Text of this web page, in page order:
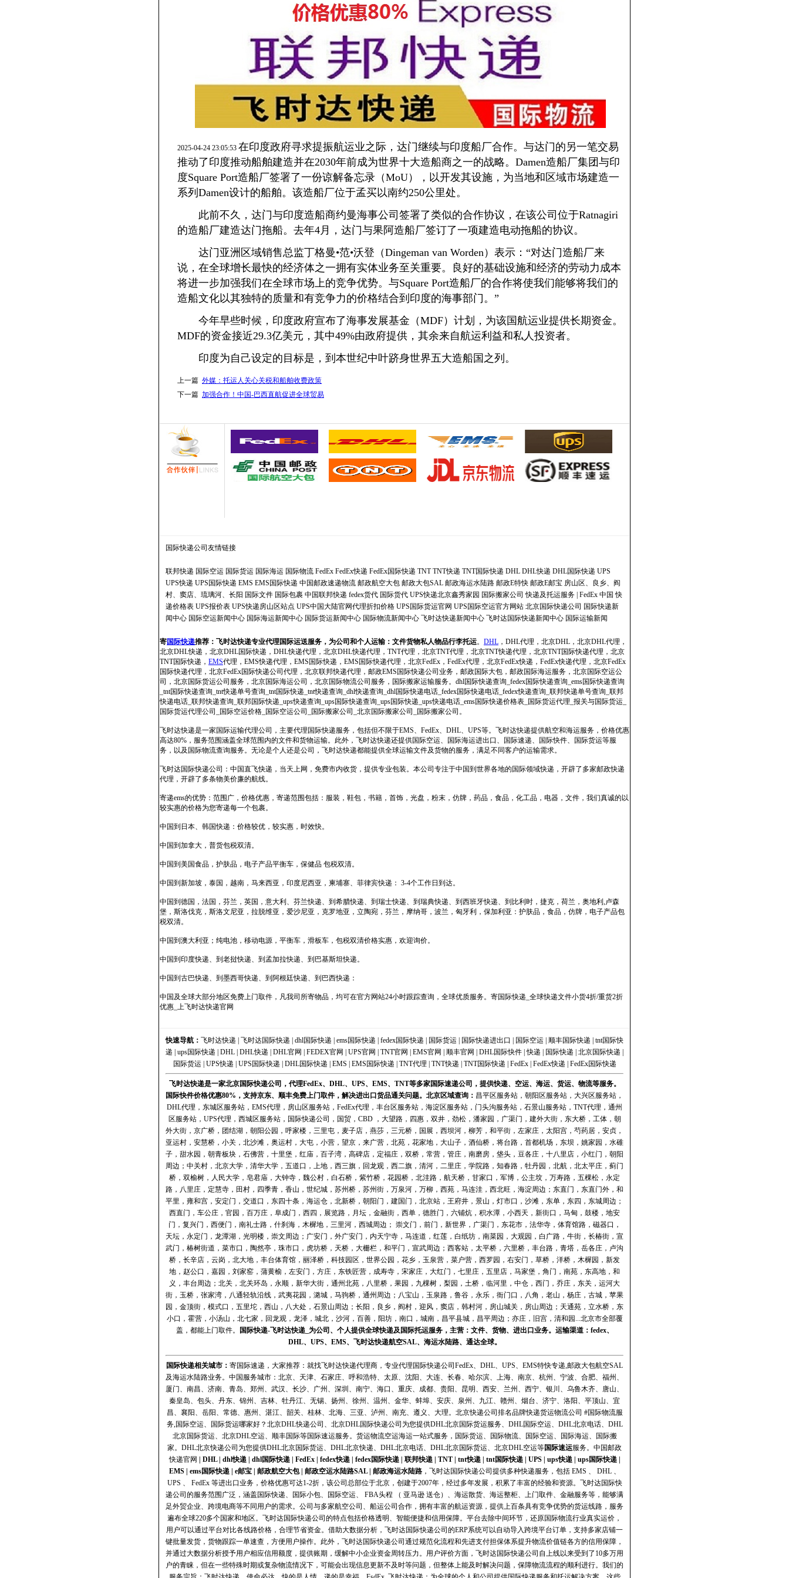
2025-04-24 23:05:53 在印度政府寻求提振航运业之际，达门继续与印度船厂合作。与达门的另一笔交易
推动了印度推动船舶建造并在2030年前成为世界十大造船商之一的战略。Damen造船厂集团与印
度Square Port造船厂签署了一份谅解备忘录（MoU），以开发其设施，为当地和区域市场建造一
系列Damen设计的船舶。该造船厂位于孟买以南约250公里处。
此前不久，达门与印度造船商约曼海事公司签署了类似的合作协议，在该公司位于Ratnagiri
的造船厂建造达门拖船。去年4月，达门与果阿造船厂签订了一项建造电动拖船的协议。
达门亚洲区域销售总监丁格曼•范•沃登（Dingeman van Worden）表示：“对达门造船厂来
说，在全球增长最快的经济体之一拥有实体业务至关重要。良好的基础设施和经济的劳动力成本
将进一步加强我们在全球市场上的竞争优势。与Square Port造船厂的合作将使我们能够将我们的
造船文化以其独特的质量和有竞争力的价格结合到印度的海事部门。”
今年早些时候，印度政府宣布了海事发展基金（MDF）计划，为该国航运业提供长期资金。
MDF的资金接近29.3亿美元，其中49%由政府提供，其余来自航运利益和私人投资者。
印度为自己设定的目标是，到本世纪中叶跻身世界五大造船国之列。
上一篇 外媒：托运人关心关税和船舶收费政策
下一篇 加强合作！中国-巴西直航促进全球贸易
国际快递公司 友情链接
联邦快递 国际空运 国际货运 国际海运 国际物流 FedEx FedEx快递 FedEx国际快递 TNT TNT快递 TNT国际快递 DHL DHL快递 DHL国际快递 UPS
UPS快递 UPS国际快递 EMS EMS国际快递 中国邮政速递物流 邮政航空大包 邮政大包SAL 邮政海运水陆路 邮政E特快 邮政E邮宝 房山区、良乡、阎
村、窦店、琉璃河、长阳 国际文件 国际包裹 中国联邦快递 fedex货代 国际货代 UPS快递北京鑫秀家园 国际搬家公司 快递及托运服务 | FedEx 中国 快
递价格表 UPS报价表 UPS快递房山区站点 UPS中国大陆官网代理折扣价格 UPS国际货运官网 UPS国际空运官方网站 北京国际快递公司 国际快递新
闻中心 国际空运新闻中心 国际海运新闻中心 国际货运新闻中心 国际物流新闻中心 飞时达快递新闻中心 飞时达国际快递新闻中心 国际运输新闻
寄国际快递推荐： 飞时达快递专业代理国际运送服务，为公司和个人运输：文件货物私人物品行李托运。 DHL ，DHL代理，北京DHL，北京DHL代理，
北京DHL快递，北京DHL国际快递，DHL快递代理，北京DHL快递代理，TNT代理，北京TNT代理，北京TNT快递代理，北京TNT国际快递代理，北京
TNT国际快递， EMS代理，EMS快递代理，EMS国际快递，EMS国际快递代理，北京FedEx，FedEx代理，北京FedEx快递，FedEx快递代理，北京FedEx
国际快递代理，北京FedEx国际快递公司代理，北京联邦快递代理，邮政EMS国际快递公司业务，邮政国际大包，邮政国际海运服务，北京国际空运公
司，北京国际货运公司服务，北京国际海运公司，北京国际物流公司服务，国际搬家运输服务。dhl国际快递查询_fedex国际快递查询_ems国际快递查询
_tnt国际快递查询_tnt快递单号查询_tnt国际快递_tnt快递查询_dhl快递查询_dhl国际快递电话_fedex国际快递电话_fedex快递查询_联邦快递单号查询_联邦
快递电话_联邦快递查询_联邦国际快递_ups快递查询_ups国际快递查询_ups国际快递_ups快递电话_ems国际快递价格表_国际货运代理_报关与国际货运_
国际货运代理公司_国际空运价格_国际空运公司_国际搬家公司_北京国际搬家公司_国际搬家公司。
飞时达快递是一家国际运输代理公司，主要代理国际快递服务，包括但不限于EMS、FedEx、DHL、UPS等。飞时达快递提供航空和海运服务，价格优惠
高达80%，服务范围涵盖全球范围内的文件和货物运输。此外，飞时达快递还提供国际空运、国际海运进出口、国际速递、国际快件、国际货运等服
务，以及国际物流查询服务。无论是个人还是公司，飞时达快递都能提供全球运输文件及货物的服务，满足不同客户的运输需求。
飞时达国际快递公司：中国直飞快递，当天上网，免费市内收货，提供专业包装。本公司专注于中国到世界各地的国际领域快递，开辟了多家邮政快递
代理，开辟了多条物美价廉的航线。
寄递ems的优势：范围广，价格优惠，寄递范围包括：服装，鞋包，书籍，首饰，光盘，粉末，仿牌，药品，食品，化工品，电器，文件，我们真诚的以
较实惠的价格为您寄递每一个包裹。
中国到日本、韩国快递：价格较优，较实惠，时效快。
中国到加拿大，普货包税双清。
中国到美国食品，护肤品，电子产品平衡车，保健品 包税双清。
中国到新加坡，泰国，越南，马来西亚，印度尼西亚，柬埔寨、菲律宾快递： 3-4个工作日到达。
中国到德国，法国，芬兰，英国，意大利、芬兰快递、到希腊快递、到瑞士快递、到瑞典快递、到西班牙快递、到比利时，捷克，荷兰，奥地利,卢森
堡，斯洛伐克，斯洛文尼亚，拉脱维亚，爱沙尼亚，克罗地亚，立陶宛，芬兰，摩纳哥，波兰，匈牙利，保加利亚：护肤品，食品，仿牌，电子产品包
税双清。
中国到澳大利亚；纯电池，移动电源，平衡车，滑板车，包税双清价格实惠，欢迎询价。
中国到印度快递、到老挝快递、到孟加拉快递、到巴基斯坦快递。
中国到古巴快递、到墨西哥快递、到阿根廷快递、到巴西快递：
中国及全球大部分地区免费上门取件，凡我司所寄物品，均可在官方网站24小时跟踪查询，全球优质服务。寄国际快递_全球快递文件小货4折/重货2折
优惠_上飞时达快递官网
快速导航： 飞时达快递 飞时达国际快递 dhl国际快递 ems国际快递 fedex国际快递 国际货运 国际快递进出口 国际空运 顺丰国际快递
tnt国际快
递
ups国际快递 DHL DHL快递 DHL官网 FEDEX官网 UPS官网 TNT官网 EMS官网 顺丰官网 DHL国际快件 |快递 国际快递 北京国际快递
国际货运| UPS快递 UPS国际快递 DHL国际快递 EMS EMS国际快递 TNT代理 TNT快递 TNT国际快递 FedEx| FedEx快递 FedEx国际快递
飞时达快递是一家北京国际快递公司，代理FedEx、DHL、UPS、EMS、TNT等多家国际速递公司，提供快递、空运、海运、货运、物流等服务。
国际快件价格优惠80%，支持京东、顺丰免费上门取件，解决进出口货品通关问题。北京区域查询 ： 昌平区服务站 ， 朝阳区服务站 ， 大兴区服务站 ，
DHL代理 ， 东城区服务站 ， EMS代理 ， 房山区服务站 ， FedEx代理 ， 丰台区服务站 ， 海淀区服务站 ， 门头沟服务站 ， 石景山服务站 ， TNT代理 ， 通州
区服务站， UPS代理 ， 西城区服务站， 国际快递公司 ，国贸，CBD ，大望路，四惠，双井，劲松，潘家园，广渠门，建外大街，东大桥，工体，朝
外大街，京广桥，团结湖，朝阳公园，呼家楼，三里屯，麦子店，燕莎，三元桥，国展，西坝河，柳芳，和平街，左家庄，太阳宫，芍药居，安贞，
亚运村，安慧桥，小关，北沙滩，奥运村，大屯，小营，望京，来广营，北苑，花家地，大山子，酒仙桥，将台路，首都机场，东坝，姚家园，水碓
子，甜水园，朝青板块，石佛营，十里堡，红庙，百子湾，高碑店，定福庄，双桥，常营，管庄，南磨房，垡头，豆各庄，十八里店，小红门，朝阳
周边；中关村，北京大学，清华大学，五道口，上地，西三旗，回龙观，西二旗，清河，二里庄，学院路，知春路，牡丹园，北航，北太平庄，蓟门
桥，双榆树，人民大学，皂君庙，大钟寺，魏公村，白石桥，紫竹桥，花园桥，北洼路，航天桥，甘家口，军博，公主坟，万寿路，五棵松，永定
路，八里庄，定慧寺，田村，四季青，香山，世纪城，苏州桥，苏州街，万泉河，万柳，西苑，马连洼，西北旺，海淀周边；东直门，东直门外，和
平里，雍和宫，安定门，交道口，东四十条，海运仓，北新桥，朝阳门，建国门，北京站，王府井，景山，灯市口，沙滩，东单，东四，东城周边；
西直门，车公庄，官园，百万庄，阜成门，西四，展览路，月坛，金融街，西单，德胜门，六铺炕，积水潭，小西天，新街口，马甸，鼓楼，地安
门，复兴门，西便门，南礼士路，什刹海，木樨地，三里河，西城周边； 崇文门，前门，新世界，广渠门，东花市，法华寺，体育馆路，磁器口，
天坛，永定门，龙潭湖，光明楼，崇文周边；广安门，外广安门，内天宁寺，马连道，红莲，白纸坊，南菜园，大观园，白广路，牛街，长椿街，宣
武门，椿树街道，菜市口，陶然亭，珠市口，虎坊桥，天桥，大栅栏，和平门，宣武周边；西客站，太平桥，六里桥，丰台路，青塔，岳各庄，卢沟
桥，长辛店，云岗，北大地，丰台体育馆，丽泽桥，科技园区，世界公园，花乡，玉泉营，菜户营，西罗园，右安门，草桥，洋桥，木樨园，新发
地，赵公口，嘉园，刘家窑，蒲黄榆，左安门，方庄，东铁匠营，成寿寺，宋家庄，大红门，七里庄，五里店，马家堡，角门，南苑，东高地，和
义，丰台周边；北关，北关环岛，永顺，新华大街，通州北苑，八里桥，果园，九棵树，梨园，土桥，临河里，中仓，西门，乔庄，东关，运河大
街，玉桥，张家湾，八通轻轨沿线，武夷花园，潞城，马驹桥，通州周边；八宝山，玉泉路，鲁谷，永乐，衙门口，八角，老山，杨庄，古城，苹果
园，金顶街，模式口，五里坨，西山，八大处，石景山周边；长阳，良乡，阎村，迎风，窦店，韩村河，房山城关，房山周边；天通苑，立水桥，东
小口，霍营，小汤山，北七家，回龙观，龙泽，城北，沙河，百善，阳坊，南口，城南，昌平县城，昌平周边；亦庄，旧宫，清和园...北京市全部覆
盖，都能上门取件。
国际快递-飞时达快递_为公司、个人提供全球快递及国际托运服务，主营：文件、货物、进出口业务。运输渠道： fedex、
DHL、 UPS、 EMS、 飞时达快递航空SAL、 海运水陆路、通达全球。
国际快递相关城市： 寄国际速递，大家推荐：就找飞时达快递代理商，专业代理国际快递公司FedEx、DHL、UPS、EMS特快专递,邮政大包航空SAL
及海运水陆路业务。中国服务城市：北京、天津、石家庄、呼和浩特、太原、沈阳、大连、长春、哈尔滨、上海、南京、杭州、宁波、合肥、福州、
厦门、南昌、济南、青岛、郑州、武汉、长沙、广州、深圳、南宁、海口、重庆、成都、贵阳、昆明、西安、兰州、西宁、银川、乌鲁木齐、唐山、
秦皇岛、包头、丹东、锦州、吉林、牡丹江、无锡、扬州、徐州、温州、金华、蚌埠、安庆、泉州、九江、赣州、烟台、济宁、洛阳、平顶山、宜
昌、襄阳、岳阳、常德、惠州、湛江、韶关、桂林、北海、三亚、泸州、南充、遵义、大理。北京快递公司排名品牌快递货运物流公司 #国际物流服
务,国际空运、国际货运哪家好？北京DHL快递公司、北京DHL国际快递公司为您提供DHL北京国际货运服务、DHL国际空运、DHL北京电话、DHL
北京国际货运、北京DHL空运、顺丰国际等国际速运服务。货运物流空运海运一站式服务，国际货运、国际物流、国际空运、国际海运、国际搬
家。DHL北京快递公司为您提供DHL北京国际货运、DHL北京快递、DHL北京电话、DHL北京国际货运、北京DHL空运等国际速运服务。 中国邮政
快递官网
DHL| dhl快递| dhl国际快递| FedEx| fedex快递| fedex国际快递| 联邦快递| TNT| tnt快递| tnt国际快递| UPS| ups快递| ups国际快递|
EMS| ems国际快递| e邮宝| 邮政航空大包| 邮政空运水陆路SAL| 邮政海运水陆路，飞时达国际快递公司提供多种快递服务，包括 EMS 、 DHL 、
UPS 、 FedEx 等进出口业务，价格优惠可达1-2折，该公司总部位于北京，创建于2007年，经过多年发展，积累了丰富的经验和资源。飞时达国际快
递公司的服务范围广泛，涵盖国际快递、国际小包、国际空运、 FBA头程 （ 亚马逊 送仓）、海运散货、海运整柜、上门取件、金融服务等，能够满
足外贸企业、跨境电商等不同用户的需求。公司与多家航空公司、船运公司合作，拥有丰富的航运资源，提供上百条具有竞争优势的货运线路，服务
遍布全球220多个国家和地区。飞时达国际快递公司的特点包括价格透明、智能便捷和信用保障。平台去除中间环节，还原国际物流行业真实运价，
用户可以通过平台对比各线路价格，合理节省资金。借助大数据分析，飞时达国际快递公司的ERP系统可以自动导入跨境平台订单，支持多家店铺一
键批量发货，货物跟踪一单速查，方便用户操作。此外，飞时达国际快递公司通过规范化流程和先进支付担保体系提升物流价值链各方的信用保障，
并通过大数据分析授予用户相应信用额度，提供账期，缓解中小企业资金周转压力。用户评价方面，飞时达国际快递公司自上线以来受到了10多万用
户的青睐，但在一些特殊时期或复杂物流情况下，可能会出现信息更新不及时等问题，但整体上能及时解决问题，保障物流流程的顺利进行‌。我们的